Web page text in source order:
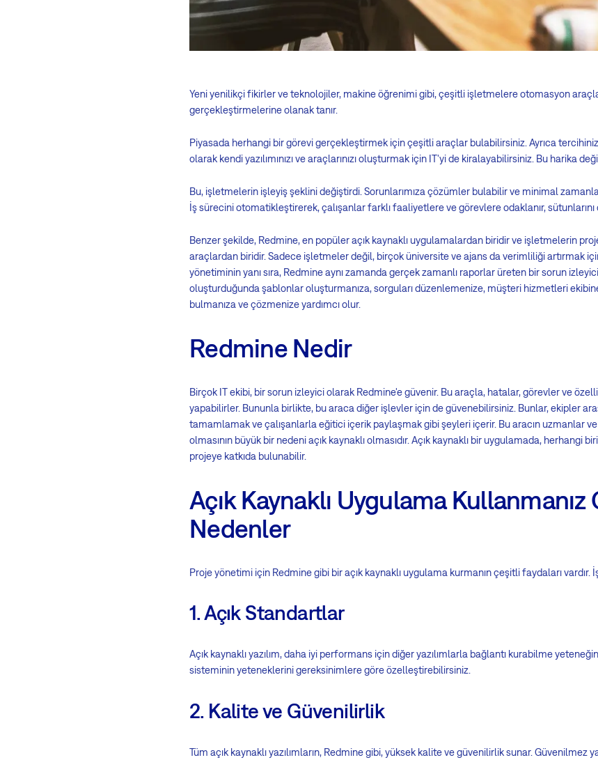
Yeni yenilikçi fikirler ve teknolojiler, makine öğrenimi gibi, çeşitli işletmelere otomasyon
gerçekleştirmelerine olanak tanır.
Piyasada herhangi bir görevi gerçekleştirmek için çeşitli araçlar bulabilirsiniz. Ayrıca
olarak kendi yazılımınızı ve araçlarınızı oluşturmak için IT'yi de kiralayabilirsiniz. Bu harika
Bu, işletmelerin işleyiş şeklini değiştirdi. Sorunlarımıza çözümler bulabilir ve minimal
İş sürecini otomatikleştirerek, çalışanlar farklı faaliyetlere ve görevlere odaklanır,
Benzer şekilde, Redmine, en popüler açık kaynaklı uygulamalardan biridir ve işletmelerin
araçlardan biridir. Sadece işletmeler değil, birçok üniversite ve ajans da verimliliği artırmak
yönetiminin yanı sıra, Redmine aynı zamanda gerçek zamanlı raporlar üreten bir sorun
oluşturduğunda şablonlar oluşturmanıza, sorguları düzenlemenize, müşteri hizmetleri
bulmanıza ve çözmenize yardımcı olur.
Redmine Nedir
Birçok IT ekibi, bir sorun izleyici olarak Redmine'e güvenir. Bu araçla, hatalar, görevler ve
yapabilirler. Bununla birlikte, bu araca diğer işlevler için de güvenebilirsiniz. Bunlar, ekipler
tamamlamak ve çalışanlarla eğitici içerik paylaşmak gibi şeyleri içerir. Bu aracın uzmanlar
olmasının büyük bir nedeni açık kaynaklı olmasıdır. Açık kaynaklı bir uygulamada, herhangi
projeye katkıda bulunabilir.
Açık Kaynaklı Uygulama Kullanmanız
Nedenler
Proje yönetimi için Redmine gibi bir açık kaynaklı uygulama kurmanın çeşitli faydaları vardır.
1. Açık Standartlar
Açık kaynaklı yazılım, daha iyi performans için diğer yazılımlarla bağlantı kurabilme
sisteminin yeteneklerini gereksinimlere göre özelleştirebilirsiniz.
2. Kalite ve Güvenilirlik
Tüm açık kaynaklı yazılımların, Redmine gibi, yüksek kalite ve güvenilirlik sunar. Güvenilmez